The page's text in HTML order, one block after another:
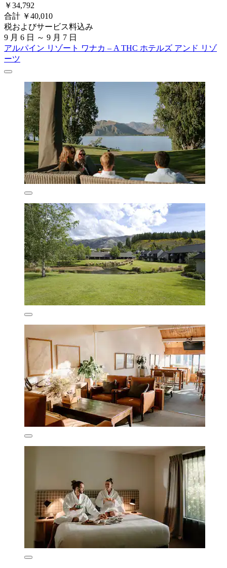
￥34,792
合計 ￥40,010
税およびサービス料込み
9 月 6 日 ～ 9 月 7 日
アルパイン リゾート ワナカ – A THC ホテルズ アンド リゾ
ーツ